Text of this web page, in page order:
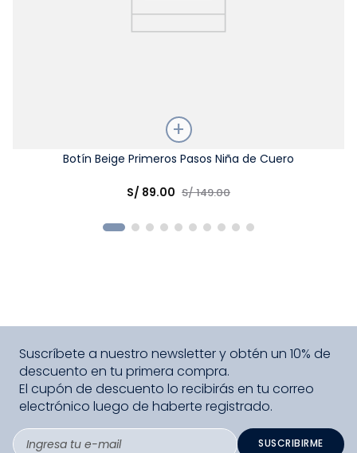
Botín Beige Primeros Pasos Niña de Cuero
S/ 89.00 S/149.00
Suscríbete a nuestro newsletter y obtén un 10% de
descuento en tu primera compra.
El cupón de descuento lo recibirás en tu correo
electrónico luego de haberte registrado.
SUSCRIBIRME